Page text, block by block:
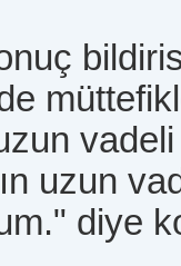
uzun
diye